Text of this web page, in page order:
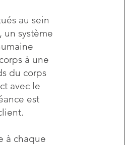
au sein
système
à une
du corps
avec le
est
à chaque